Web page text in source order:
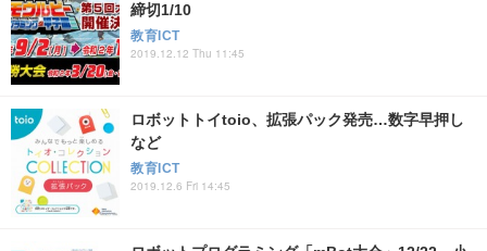
締切1/10
教育ICT
2019.12.12 Thu 11:45
ロボットトイtoio、拡張パック発売…数字早押し
など
教育ICT
2019.12.6 Fri 14:45